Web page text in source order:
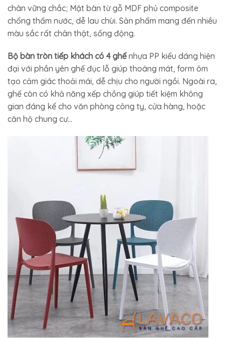
chân vững chắc; Mặt bàn từ gỗ MDF phủ composite
chống thấm nước, dễ lau chùi. Sản phẩm mang đến nhiều
màu sắc rất chân thật, sống động.
Bộ bàn tròn tiếp khách có 4 ghế nhựa PP kiểu dáng hiện
đại với phần yên ghế đục lỗ giúp thoáng mát, form ôm
tạo cảm giác thoải mái, dễ chịu cho người ngồi. Ngoài ra,
ghế còn có khả năng xếp chồng giúp tiết kiệm không
gian đáng kể cho văn phòng công ty, cửa hàng, hoặc
căn hộ chung cư…